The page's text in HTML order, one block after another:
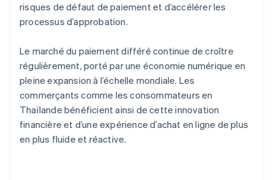
risques de défaut de paiement et d’accélérer les
processus d’approbation.
Le marché du paiement différé continue de croître
régulièrement, porté par une économie numérique en
pleine expansion à l’échelle mondiale. Les
commerçants comme les consommateurs en
Thaïlande bénéficient ainsi de cette innovation
financière et d’une expérience d’achat en ligne de plus
en plus fluide et réactive.